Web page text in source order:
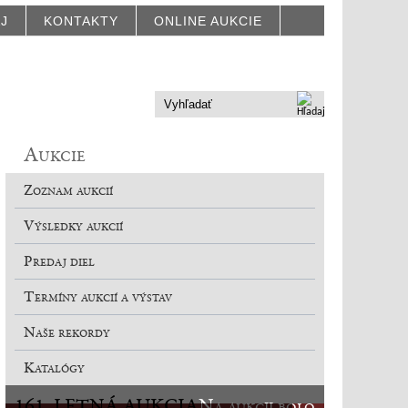
KONTAKTY ONLINE AUKCIE
Aukcie
Zoznam aukcií
Výsledky aukcií
Predaj diel
Termíny aukcií a výstav
Naše rekordy
Katalógy